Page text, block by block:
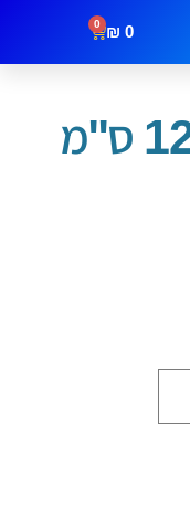
0
₪
0
מזוזה אלומניום 12 ס"מ